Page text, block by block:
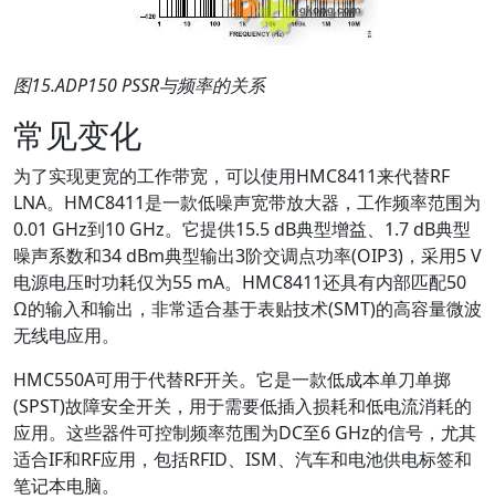
图15.ADP150 PSSR与频率的关系
常见变化
为了实现更宽的工作带宽，可以使用HMC8411来代替RF
LNA。HMC8411是一款低噪声宽带放大器，工作频率范围为
0.01 GHz到10 GHz。它提供15.5 dB典型增益、1.7 dB典型
噪声系数和34 dBm典型输出3阶交调点功率(OIP3)，采用5 V
电源电压时功耗仅为55 mA。HMC8411还具有内部匹配50
Ω的输入和输出，非常适合基于表贴技术(SMT)的高容量微波
无线电应用。
HMC550A可用于代替RF开关。它是一款低成本单刀单掷
(SPST)故障安全开关，用于需要低插入损耗和低电流消耗的
应用。这些器件可控制频率范围为DC至6 GHz的信号，尤其
适合IF和RF应用，包括RFID、ISM、汽车和电池供电标签和
笔记本电脑。